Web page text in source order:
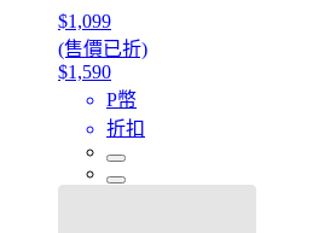
$1,099
(售價已折)
$1,590
P幣
折扣